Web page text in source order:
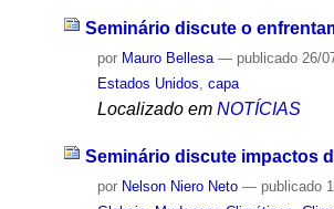
Seminário discute o
por Mauro Bellesa — publicado 26/
Estados Unidos ,capa
Localizado em NOTÍCIAS
Seminário discute impactos
por Nelson Niero Neto — publicado